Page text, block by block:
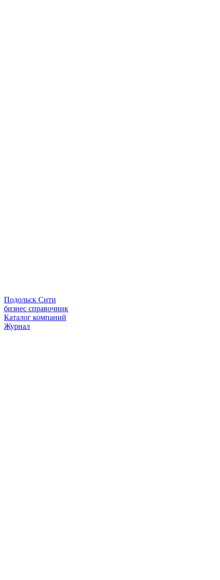
Подольск Сити
бизнес справочник
Каталог компаний
Журнал